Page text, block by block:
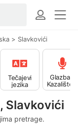
> Slavkovići
Slavkovići
pretrage.
Tečajevi
jezika
Glazba -
Kazalište -
Ples